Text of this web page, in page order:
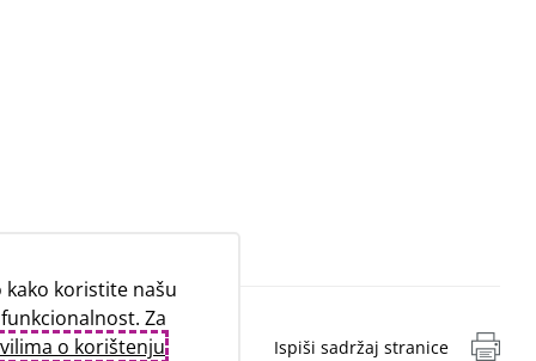
Ispiši sadržaj stranice
koristite našu
Za
o korištenju